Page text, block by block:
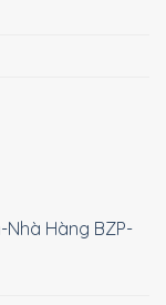
Hàng BZP-